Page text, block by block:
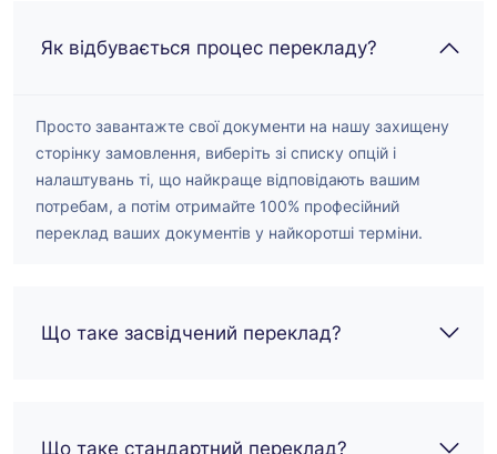
три компанії. Дві з
RapidTranslate
відреагувала — і
зробила це негайно.
Я надіслав
документи
саме те, що мені
професійний
здійснювати оплату.
деталі, щоб
переконатися у
відповідності
вимогам USCIS. Я
надзвичайно
скористаюся ними
Як відбувається процес перекладу?
Просто завантажте свої документи на нашу захищену
сторінку замовлення, виберіть зі списку опцій і
налаштувань ті, що найкраще відповідають вашим
потребам, а потім отримайте 100% професійний
переклад ваших документів у найкоротші терміни.
Що таке засвідчений переклад?
Що таке стандартний переклад?